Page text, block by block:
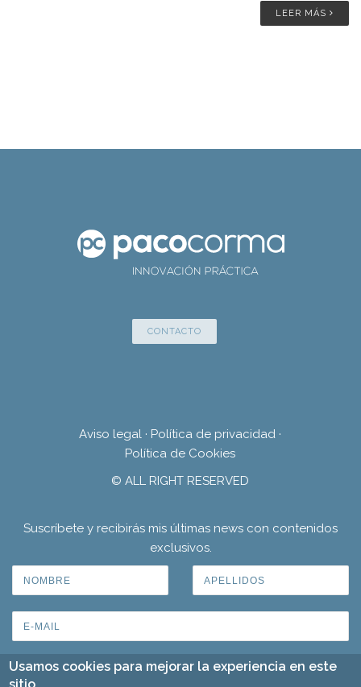
LEER MÁS
CONTACTO
Aviso legal · Política de privacidad ·
Política de Cookies
© ALL RIGHT RESERVED
Suscríbete y recibirás mis últimas news con contenidos
exclusivos.
Usamos cookies para mejorar la experiencia en este